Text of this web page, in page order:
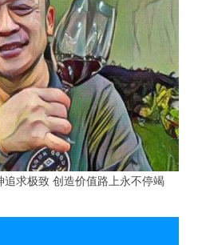
求极致 创造价值路上永不停竭